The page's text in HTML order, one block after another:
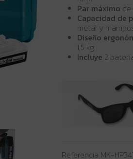
Par máximo de
Capacidad de
metal y
Diseño
1,5 kg.
Incluye 2
Referencia MK-